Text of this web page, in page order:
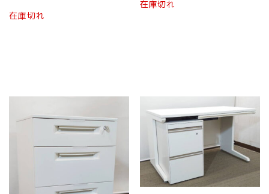
在庫切れ
在庫切れ